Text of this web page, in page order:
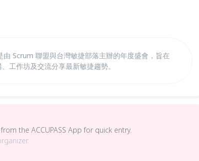
Scrum 聯盟與台灣敏捷部落主辦的年度盛會，旨在
工作坊及交流分享最新敏捷趨勢。
the ACCUPASS App for quick entry.